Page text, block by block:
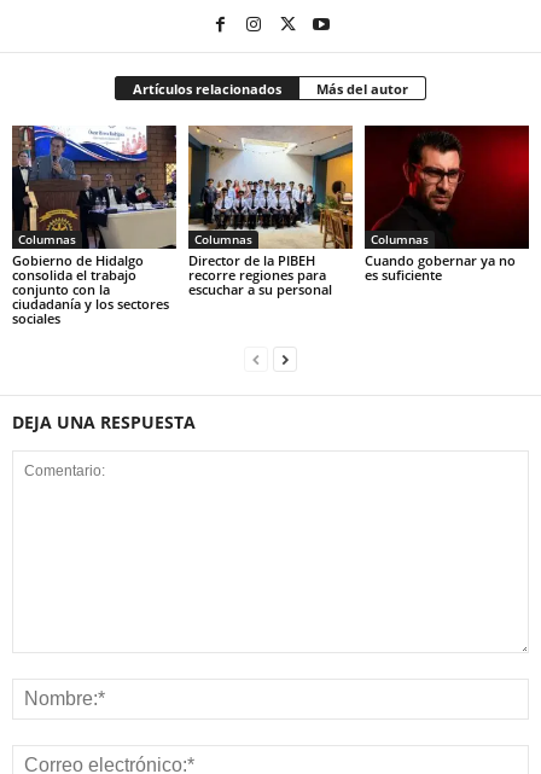
Artículos relacionados Más del autor
Columnas
Gobierno de Hidalgo
consolida el trabajo
conjunto con la
ciudadanía y los sectores
sociales
Columnas
Director de la PIBEH
recorre regiones para
escuchar a su personal
Columnas
Cuando gobernar ya no
es suficiente
DEJA UNA RESPUESTA